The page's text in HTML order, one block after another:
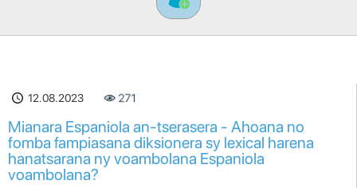
12.08.2023 271
Mianara Espaniola an-tserasera - Ahoana no
fomba fampiasana diksionera sy lexical harena
hanatsarana ny voambolana Espaniola
voambolana?